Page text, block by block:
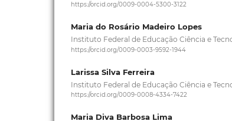
https://orcid.org/0009-0004-5300-3122
Maria do Rosário Madeiro Lopes
Instituto Federal de Educação Ciência e
https://orcid.org/0009-0003-9592-1944
Larissa Silva Ferreira
Instituto Federal de Educação Ciência e
https://orcid.org/0009-0008-4334-7422
Maria Diva Barbosa Lima